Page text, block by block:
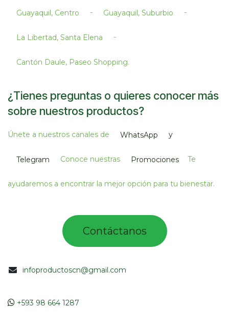
Guayaquil, Centro - Guayaquil, Suburbio -
La Libertad, Santa Elena -
Cantón Daule, Paseo Shopping.​
¿Tienes preguntas o quieres conocer más
sobre nuestros productos?
Únete a nuestros canales de WhatsApp y
Telegram Conoce nuestras Promociones Te
ayudaremos a encontrar la mejor opción para tu bienestar.
infoproductoscn@gmail.com
+593 98 664 1287
Contác​tano​​​s​​​​​